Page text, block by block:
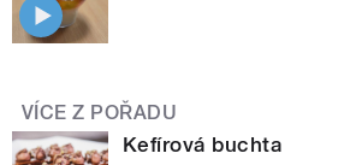
VÍCE Z POŘADU
Kefírová buchta